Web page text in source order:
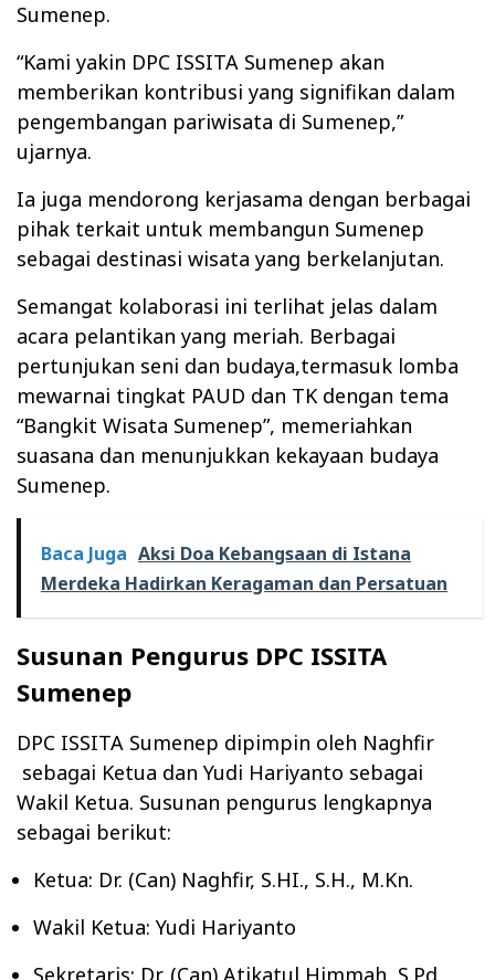
Sumenep.
“Kami yakin DPC ISSITA Sumenep akan
memberikan kontribusi yang signifikan dalam
pengembangan pariwisata di Sumenep,”
ujarnya.
Ia juga mendorong kerjasama dengan berbagai
pihak terkait untuk membangun Sumenep
sebagai destinasi wisata yang berkelanjutan.
Semangat kolaborasi ini terlihat jelas dalam
acara pelantikan yang meriah. Berbagai
pertunjukan seni dan budaya,termasuk lomba
mewarnai tingkat PAUD dan TK dengan tema
“Bangkit Wisata Sumenep”, memeriahkan
suasana dan menunjukkan kekayaan budaya
Sumenep.
Baca Juga Aksi Doa Kebangsaan di Istana
Merdeka Hadirkan Keragaman dan Persatuan
Susunan Pengurus DPC ISSITA
Sumenep
DPC ISSITA Sumenep dipimpin oleh Naghfir
sebagai Ketua dan Yudi Hariyanto sebagai
Wakil Ketua. Susunan pengurus lengkapnya
sebagai berikut:
Ketua: Dr. (Can) Naghfir, S.HI., S.H., M.Kn.
Wakil Ketua: Yudi Hariyanto